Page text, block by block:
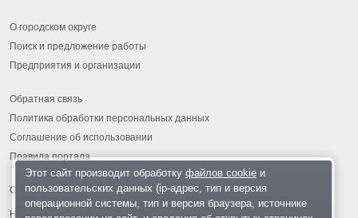
О городском округе
Поиск и предложение работы
Предприятия и организации
Обратная связь
Политика обработки персональных данных
Соглашение об использовании
Правила портала
На информационном ресурсе применяются рекомендательные
Этот сайт производит обработку файлов cookieи
пользовательских данных (ip-адрес, тип и версия
операционной системы, тип и версия браузера, источнике